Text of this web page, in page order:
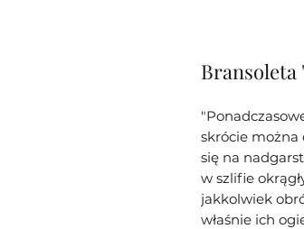
Bransoleta
skrócie można
się na
w szlifie
jakkolwiek
właśnie ich